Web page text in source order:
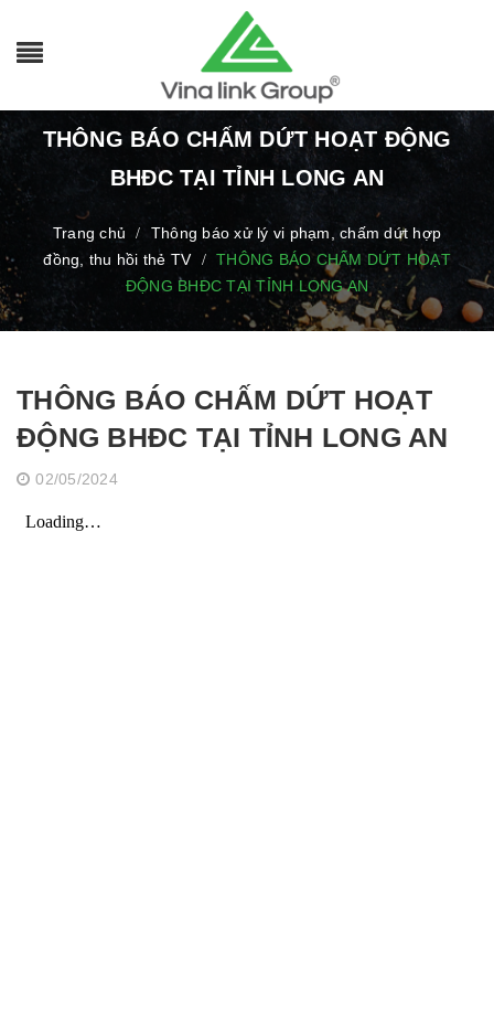
THÔNG BÁO CHẤM DỨT HOẠT ĐỘNG
BHĐC TẠI TỈNH LONG AN
Trang chủ /
Thông báo xử lý vi phạm, chấm dứt hợp
đồng, thu hồi thẻ TV
/
THÔNG BÁO CHẤM DỨT HOẠT
ĐỘNG BHĐC TẠI TỈNH LONG AN
THÔNG BÁO CHẤM DỨT HOẠT
ĐỘNG BHĐC TẠI TỈNH LONG AN
02/05/2024